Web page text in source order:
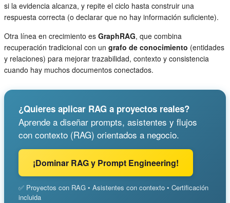
si la evidencia alcanza, y repite el ciclo hasta construir una
respuesta correcta (o declarar que no hay información suficiente).
Otra línea en crecimiento es GraphRAG, que combina
recuperación tradicional con un grafo de conocimiento (entidades
y relaciones) para mejorar trazabilidad, contexto y consistencia
cuando hay muchos documentos conectados.
¿Quieres aplicar RAG a proyectos reales?
Aprende a diseñar prompts, asistentes y flujos
con contexto (RAG) orientados a negocio.
¡Dominar RAG y Prompt Engineering!
✅ Proyectos con RAG • Asistentes con contexto • Certificación
incluida